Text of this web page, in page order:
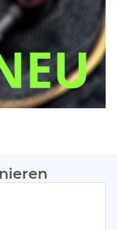
per E-Mail zu.